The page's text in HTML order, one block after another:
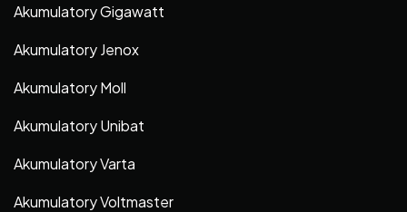
Akumulatory Gigawatt
Akumulatory Jenox
Akumulatory Moll
Akumulatory Unibat
Akumulatory Varta
Akumulatory Voltmaster